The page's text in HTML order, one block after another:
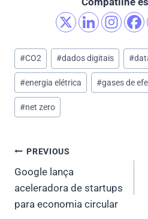
Post
Tags:
#CO2 #dados digitais #
#energia elétrica #gases de
#net zero
Post
navigation
PREVIOUS
Google lança
aceleradora de startups
para economia circular